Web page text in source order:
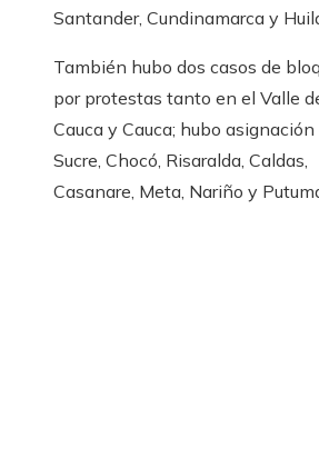
Santander, Cundinamarca y
También hubo dos casos de
por protestas tanto en el Valle
Cauca y Cauca; hubo asignación
Sucre, Chocó, Risaralda, Caldas,
Casanare, Meta, Nariño y